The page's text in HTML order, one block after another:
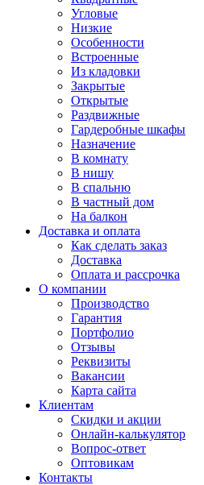
Угловые
Низкие
Особенности
Встроенные
Из кладовки
Закрытые
Открытые
Раздвижные
Гардеробные шкафы
Назначение
В комнату
В нишу
В спальню
В частный дом
На балкон
Доставка и оплата
Как сделать заказ
Доставка
Оплата и рассрочка
О компании
Производство
Гарантия
Портфолио
Отзывы
Реквизиты
Вакансии
Карта сайта
Клиентам
Скидки и акции
Онлайн-калькулятор
Вопрос-ответ
Оптовикам
Контакты